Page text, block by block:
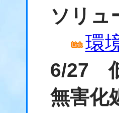
ソリュ
環
6/27
無害化